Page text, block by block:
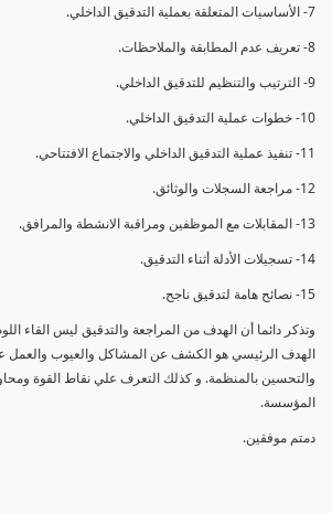
7- الأساسيات المتعلقة بعملية التدقيق الداخلي.
8- تعريف عدم المطابقة والملاحظات.
9- الترتيب والتنظيم للتدقيق الداخلي.
10- خطوات عملية التدقيق الداخلي.
11- تنفيذ عملية التدقيق الداخلي والاجتماع الافتتاحي.
12- مراجعة السجلات والوثائق.
13- المقابلات مع الموظفين ومراقبة الانشطة والمرافق.
14- تسجيلات الأدلة أثناء التدقيق.
15- نصائح هامة لتدقيق ناجح.
وتذكر دائما أن الهدف من المراجعة والتدقيق ليس القاء
الهدف الرئيسي هو الكشف عن المشاكل والعيوب والعمل
والتحسين بالمنظمة. و كذلك التعرف علي نقاط القوة
المؤسسة.
دمتم موفقين.